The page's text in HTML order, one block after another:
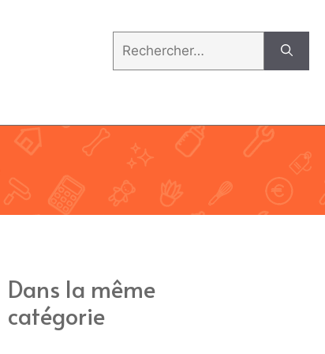
Dans la même
catégorie